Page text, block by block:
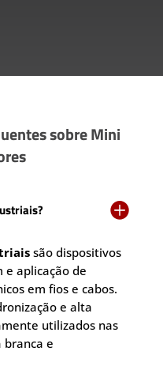
sobre Mini

são dispositivos
e aplicação de
em fios e cabos.
e alta
utilizados nas
e